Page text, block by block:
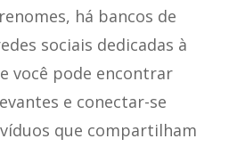
, há bancos de
sociais dedicadas à
você pode encontrar
e conectar-se
que compartilham